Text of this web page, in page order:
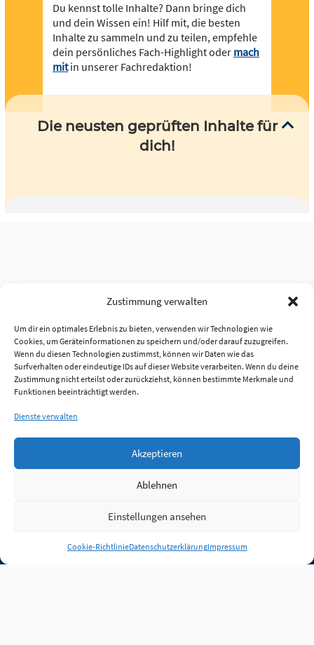
Zustimmung verwalten
Um dir ein optimales Erlebnis zu bieten, verwenden wir Technologien wie
Cookies, um Geräteinformationen zu speichern und/oder darauf zuzugreifen.
Wenn du diesen Technologien zustimmst, können wir Daten wie das
Surfverhalten oder eindeutige IDs auf dieser Website verarbeiten. Wenn du deine
Zustimmung nicht erteilst oder zurückziehst, können bestimmte Merkmale und
Funktionen beeinträchtigt werden.
Dienste verwalten
Akzeptieren
Ablehnen
Einstellungen ansehen
Cookie-RichtlinieDatenschutzerklärungImpressum
Du kennst tolle Inhalte? Dann bringe dich
und dein Wissen ein! Hilf mit, die besten
Inhalte zu sammeln und zu teilen, empfehle
dein persönliches Fach-Highlight oder mach
mitin unserer Fachredaktion!
Die neusten geprüften Inhalte für
dich!
Anmelden
Jobs Partner FAQ Quellen